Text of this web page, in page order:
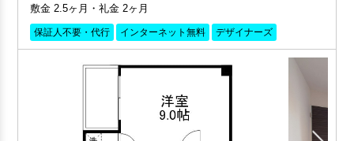
敷金 2.5ヶ月・礼金 2ヶ月
保証人不要・代行 インターネット無料 デザイナーズ